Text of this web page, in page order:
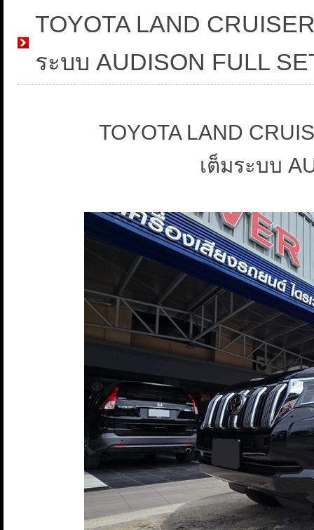
TOYOTA LAND
ระบบ AUDISON FULL
TOYOTA LAND
เต็มระบบ